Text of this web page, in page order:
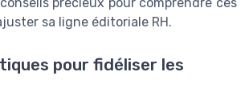
sa ligne éditoriale RH.
pour fidéliser les